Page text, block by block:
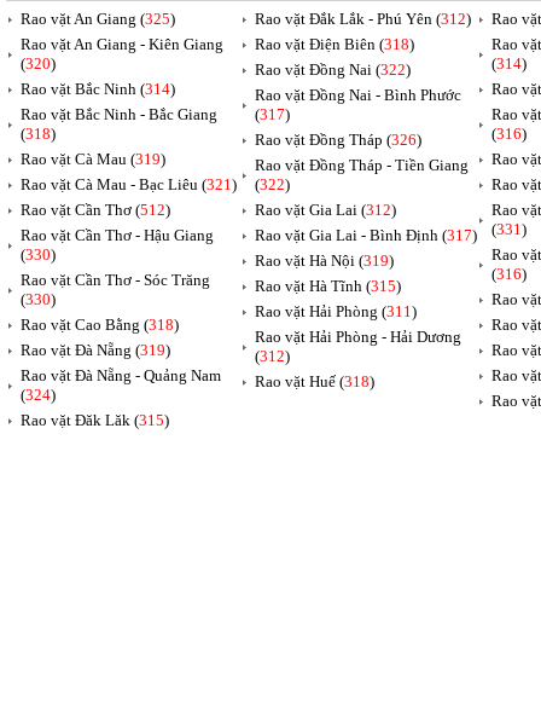
Rao vặt An Giang (325)
Rao vặt An Giang - Kiên Giang
(320)
Rao vặt Bắc Ninh (314)
Rao vặt Bắc Ninh - Bắc Giang
(318)
Rao vặt Cà Mau (319)
Rao vặt Cà Mau - Bạc Liêu (321)
Rao vặt Cần Thơ (512)
Rao vặt Cần Thơ - Hậu Giang
(330)
Rao vặt Cần Thơ - Sóc Trăng
(330)
Rao vặt Cao Bằng (318)
Rao vặt Đà Nẵng (319)
Rao vặt Đà Nẵng - Quảng Nam
(324)
Rao vặt Đăk Lăk (315)
Rao vặt Đắk Lắk - Phú Yên (312)
Rao vặt Điện Biên (318)
Rao vặt Đồng Nai (322)
Rao vặt Đồng Nai - Bình Phước
(317)
Rao vặt Đồng Tháp (326)
Rao vặt Đồng Tháp - Tiền Giang
(322)
Rao vặt Gia Lai (312)
Rao vặt Gia Lai - Bình Định (317)
Rao vặt Hà Nội (319)
Rao vặt Hà Tĩnh (315)
Rao vặt Hải Phòng (311)
Rao vặt Hải Phòng - Hải Dương
(312)
Rao vặt Huế (318)
Rao
Rao
(314)
Rao
Rao
(316)
Rao
Rao
Rao
(331)
Rao
(316)
Rao
Rao
Rao
Rao
Rao